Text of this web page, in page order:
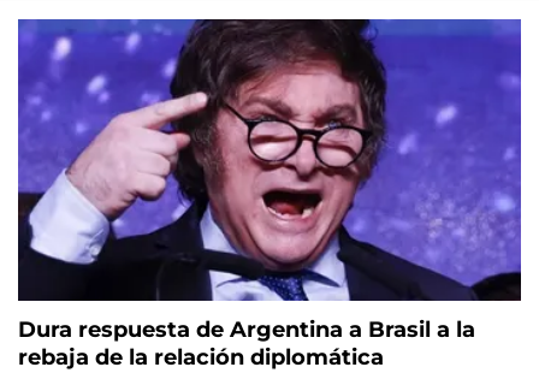
Dura respuesta de Argentina a Brasil a la
rebaja de la relación diplomática